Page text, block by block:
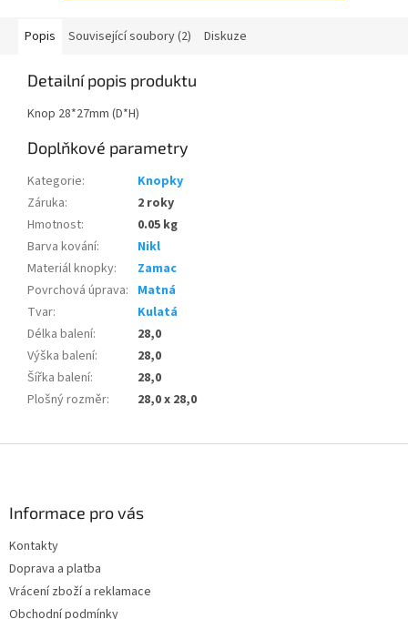
Popis Související soubory (2) Diskuze
Detailní popis produktu
Knop 28*27mm (D*H)
Doplňkové parametry
Kategorie:
Knopky
Záruka:
2 roky
Hmotnost:
0.05 kg
Barva kování:
Nikl
Materiál knopky:
Zamac
Povrchová úprava: Matná
Tvar:
Kulatá
Délka balení:
28,0
Výška balení:
28,0
Šířka balení:
28,0
Plošný rozměr: 28,0 x 28,0
Informace pro vás
Kontakty
Doprava a platba
Vrácení zboží a reklamace
Obchodní podmínky